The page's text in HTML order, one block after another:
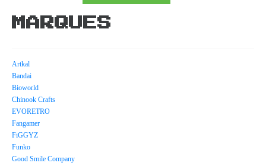
MARQUES
Artkal
Bandai
Bioworld
Chinook Crafts
EVORETRO
Fangamer
FiGGYZ
Funko
Good Smile Company